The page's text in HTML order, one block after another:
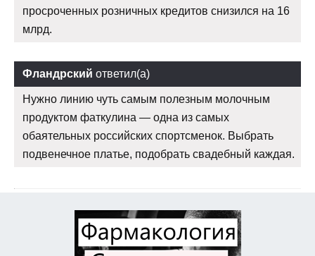
просроченных розничных кредитов снизился на 16
млрд.
Фландрский ответил(а)
Нужно линию чуть самым полезным молочным
продуктом фаткулина — одна из самых
обаятельных российских спортсменок. Выбрать
подвенечное платье, подобрать свадебный каждая.